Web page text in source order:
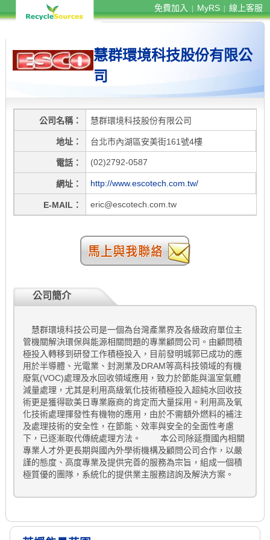
免費加入 MyRS 線上客服
慧群環境科技股份有限公
司
公司名稱 慧群環境科技股份有限公司
地址 台北市內湖區安美街161號4樓
電話 (02)2792-0587
網址 http://www.escotech.com.tw/
E-MAIL eric@escotech.com.tw
公司簡介
慧群環境科技公司是一個為台灣產業界及各級政府單位主
管機關解決環保與能源相關問題的專業顧問公司。由顧問積
極投入轉移到研發工作積極投入，目前發明城郭已成功的應
用於半導體、光電業、封測業及DRAM等高科技領域的有機
廢氣(VOC)處理及水回收領域應用，致力於節能與溫室氣體
減量處理，尤其是利用高級氧化技術積極投入超純水回收技
術更是獲得歐美日專業廠商的肯定而大量採用。利用高及氧
化技術處理揮發性有機物的應用，由於不需額外燃料的補注
及處理技術的安全性，在節能、效率與安全的全面性考慮
下，已逐漸取代傳統處理方法。 本公司除延攬國內相關
專業人才外更長期與國內外學術機構及顧問公司合作，以嚴
謹的態度、高度專業及提供完善的服務為宗旨，組成一個積
極質優的團隊，系統化的提供業主服務諮詢及解決方案。